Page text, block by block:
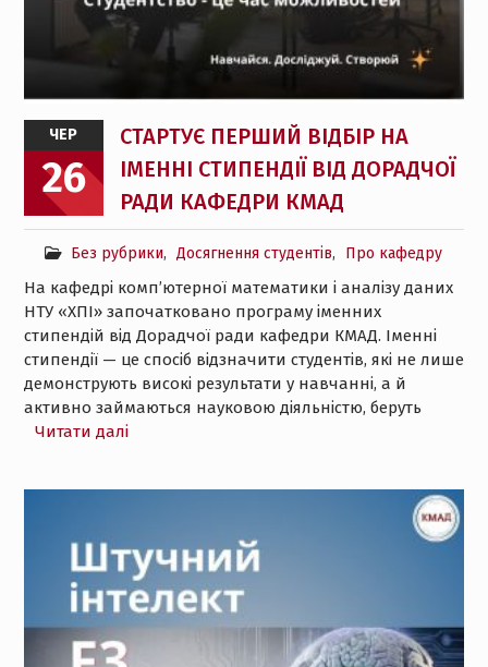
ЧЕР
26
СТАРТУЄ ПЕРШИЙ ВІДБІР НА
ІМЕННІ СТИПЕНДІЇ ВІД ДОРАДЧОЇ
РАДИ КАФЕДРИ КМАД
Без рубрики, Досягнення студентів, Про кафедру
На кафедрі комп’ютерної математики і аналізу даних
НТУ «ХПІ» започатковано програму іменних
стипендій від Дорадчої ради кафедри КМАД. Іменні
стипендії — це спосіб відзначити студентів, які не лише
демонструють високі результати у навчанні, а й
активно займаються науковою діяльністю, беруть
Читати далі